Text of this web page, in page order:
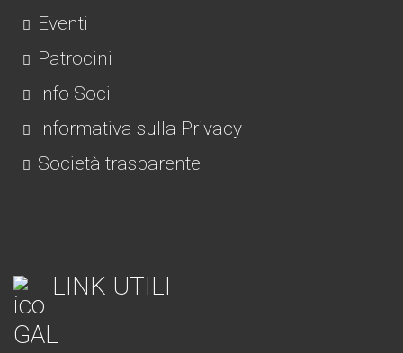
Eventi
Patrocini
Info Soci
Informativa sulla Privacy
Società trasparente
LINK UTILI